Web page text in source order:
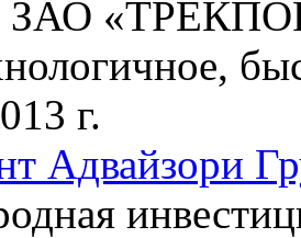
ЗАО
г.
Адвайзори